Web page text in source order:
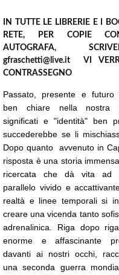
IN TUTTE LE LIBRERIE E I
RETE, PER COPIE
AUTOGRAFA,
gfraschetti@live.it VI
CONTRASSEGNO
Passato, presente e futuro
ben chiare nella nostra
significati e "identità" ben
succederebbe se li
Dopo quanto avvenuto in
risposta è una storia
ricercata che dà vita ad
parallelo vivido e
realtà e linee temporali si
creare una vicenda tanto
adrenalinica. Riga dopo
enorme e affascinante
davanti ai nostri occhi,
una seconda guerra